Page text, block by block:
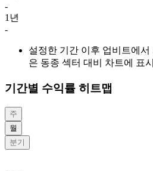
-
1년
-
설정한 기간 이후 업비트에
은 동종 섹터 대비 차트에 표
기간별 수익률 히트맵
주
월
분기